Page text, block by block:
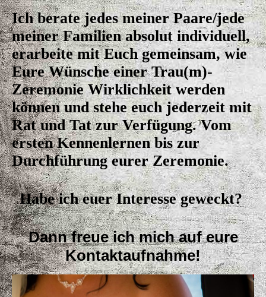
Ich berate jedes meiner Paare/jede
meiner Familien absolut individuell,
erarbeite mit Euch gemeinsam, wie
Eure Wünsche einer Trau(m)-
Zeremonie Wirklichkeit werden
können und stehe euch jederzeit mit
Rat und Tat zur Verfügung. Vom
ersten Kennenlernen bis zur
Durchführung eurer Zeremonie.
Habe ich euer Interesse geweckt?
Dann freue ich mich auf eure
Kontaktaufnahme!